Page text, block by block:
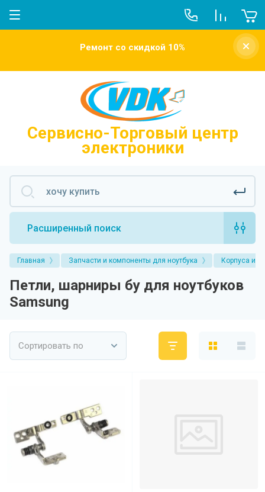
О компании
Новости
Напишите нам
Ремонт со скидкой 10%
Сервисно-Торговый центр
электроники
Расширенный поиск
Главная Запчасти и компоненты для ноутбука Корпуса и
Петли, шарниры бу для ноутбуков
Samsung
Сортировать по